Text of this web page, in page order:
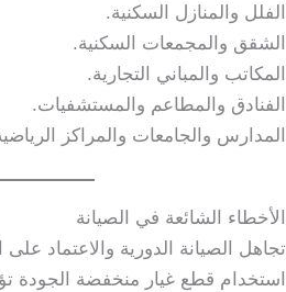
الفلل والمنازل السكنية.
الشقق والمجمعات السكنية.
المكاتب والمباني التجارية.
الفنادق والمطاعم والمستشفيات.
المدارس والجامعات والمراكز
الأخطاء الشائعة في الصيانة
تجاهل الصيانة الدورية والاعتماد
استخدام قطع غيار منخفضة الجودة